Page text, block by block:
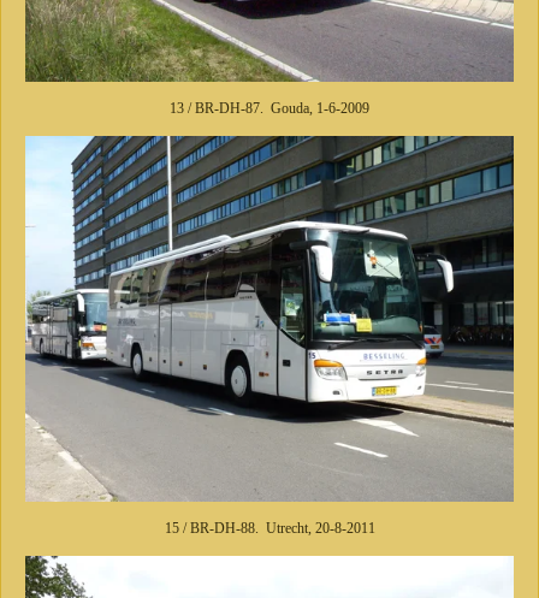
13 / BR-DH-87. Gouda, 1-6-2009
15 / BR-DH-88. Utrecht, 20-8-2011